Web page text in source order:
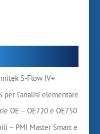
S-Flow IV+
per l’analisi elementare
OE – OE720 e OE750
– PMI Master Smart e